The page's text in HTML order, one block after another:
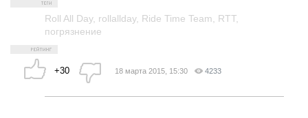
Roll All Day, rollallday, Ride Time Team RTT,
погрязнение
+30 18 марта 2015, 15:30 4233